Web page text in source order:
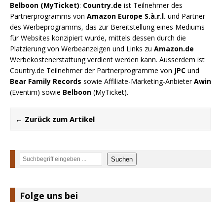
Belboon (MyTicket): Country.de ist Teilnehmer des
Partnerprogramms von Amazon Europe S.à.r.l. und Partner
des Werbeprogramms, das zur Bereitstellung eines Mediums
für Websites konzipiert wurde, mittels dessen durch die
Platzierung von Werbeanzeigen und Links zu Amazon.de
Werbekostenerstattung verdient werden kann. Ausserdem ist
Country.de Teilnehmer der Partnerprogramme von JPC und
Bear Family Records sowie Affiliate-Marketing-AnbieterAwin
(Eventim) sowie Belboon (MyTicket).
← Zurück zum Artikel
Suchen Suchen
Folge uns bei